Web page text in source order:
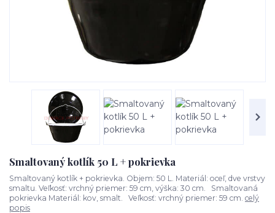
Smaltovaný kotlík 50 L + pokrievka
Smaltovaný kotlík + pokrievka. Objem: 50 L. Materiál: oceľ, dve vrstvy
smaltu. Veľkosť: vrchný priemer: 59 cm, výška: 30 cm. Smaltovaná
pokrievka Materiál: kov, smalt. Veľkosť: vrchný priemer: 59 cm. celý
popis